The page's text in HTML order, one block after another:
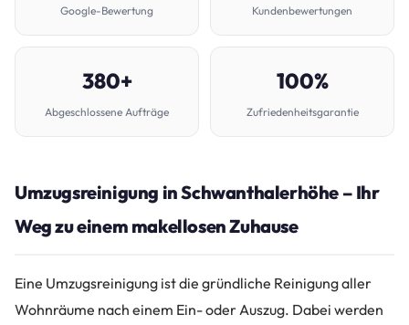
Google-Bewertung Kundenbewertungen
380+
Abgeschlossene Aufträge
100%
Zufriedenheitsgarantie
Umzugsreinigung in Schwanthalerhöhe – Ihr
Weg zu einem makellosen Zuhause
Eine Umzugsreinigung ist die gründliche Reinigung aller
Wohnräume nach einem Ein- oder Auszug. Dabei werden